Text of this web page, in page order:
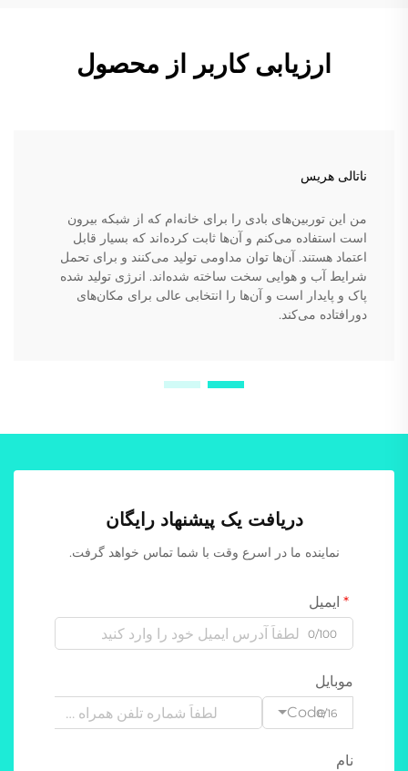
ارزیابی کاربر از محصول
ناتالی هریس
من این توربین‌های بادی را برای خانه‌ام که از شبکه بیرون
است استفاده می‌کنم و آن‌ها ثابت کرده‌اند که بسیار قابل
اعتماد هستند. آن‌ها توان مداومی تولید می‌کنند و برای تحمل
شرایط آب و هوایی سخت ساخته شده‌اند. انرژی تولید شده
پاک و پایدار است و آن‌ها را انتخابی عالی برای مکان‌های
دورافتاده می‌کند.
دریافت یک پیشنهاد رایگان
نماینده ما در اسرع وقت با شما تماس خواهد گرفت.
ایمیل
0/100
موبایل
Code0/16
نام